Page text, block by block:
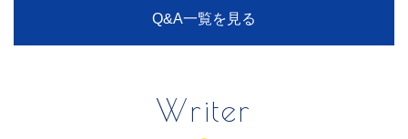
Q&A一覧を見る
Writer